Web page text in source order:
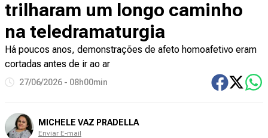
trilharam um longo caminho
na teledramaturgia
Há poucos anos, demonstrações de afeto homoafetivo eram
cortadas antes de ir ao ar
27/06/2026 - 08h00min
MICHELE VAZ PRADELLA
Enviar E-mail